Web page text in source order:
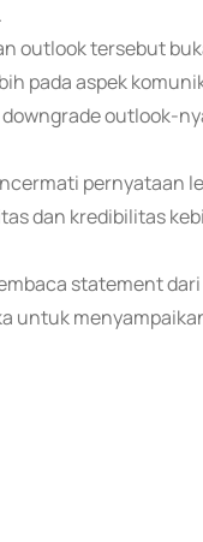
outlook tersebut
pada aspek
outlook-
pernyataan
dan kredibilitas
statement
untuk